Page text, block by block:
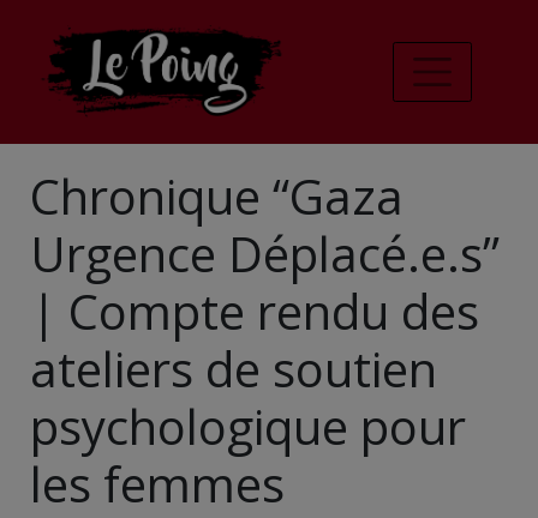
Chronique “Gaza
Urgence Déplacé.e.s”
| Compte rendu des
ateliers de soutien
psychologique pour
les femmes